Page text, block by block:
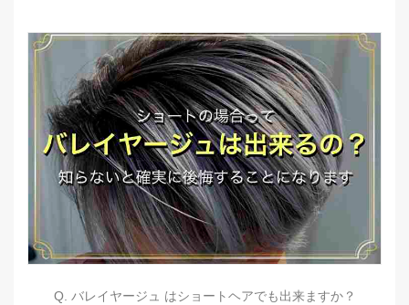
Q. バレイヤージュ はショートヘアでも出来ますか？